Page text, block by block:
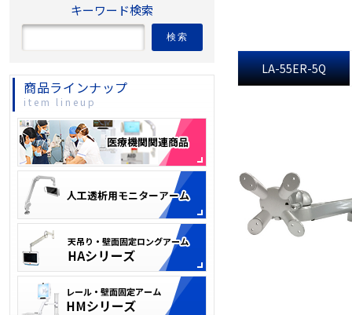
LA-55ER-5Q
キーワード検索
検索
商品ラインナップ
item lineup